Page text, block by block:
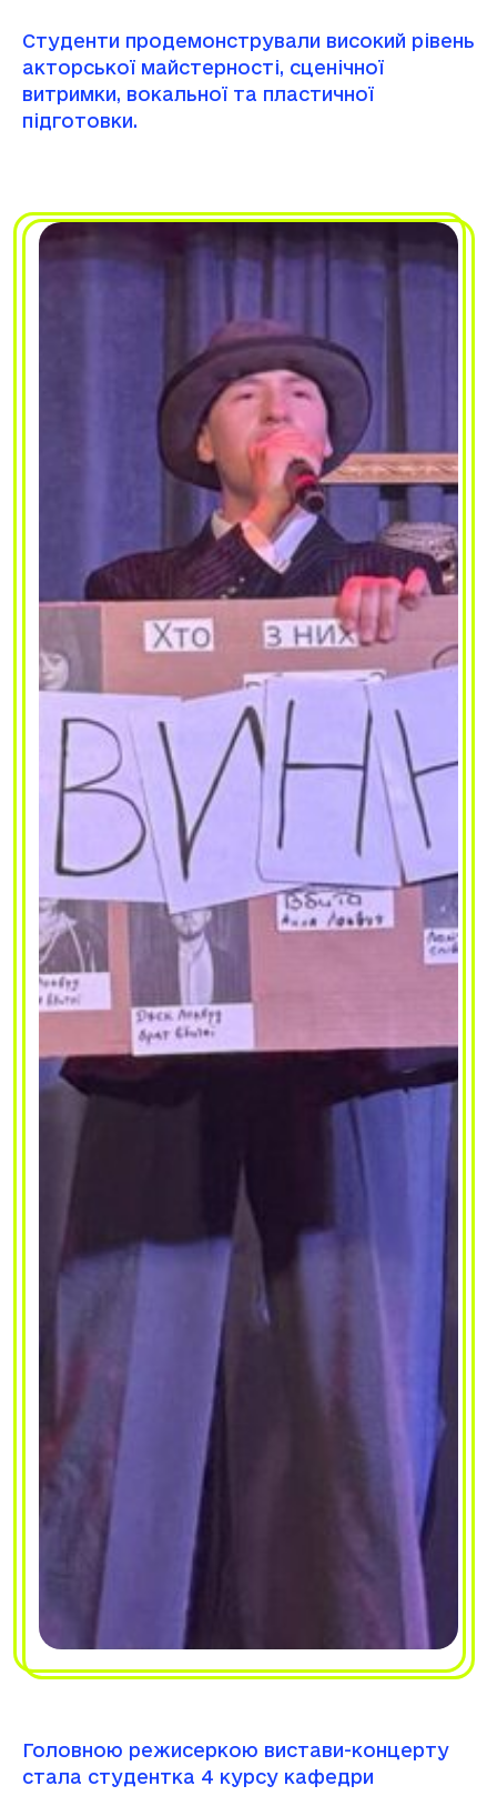
Студенти продемонстрували високий рівень
акторської майстерності, сценічної
витримки, вокальної та пластичної
підготовки.
Головною режисеркою вистави-концерту
стала студентка 4 курсу кафедри